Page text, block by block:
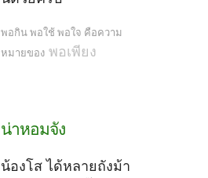
พอกิน พอใช้ พอใจ คือความ
หมายของ พอเพียง
น่าหอมจัง
น้องโส ได้หลายถังม้า